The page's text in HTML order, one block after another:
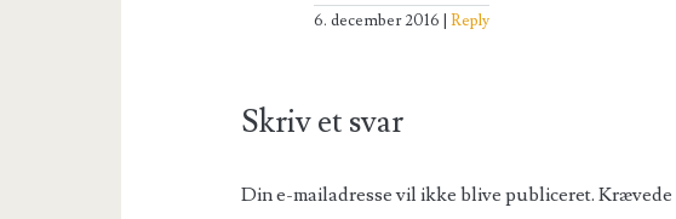
6. december 2016 Reply
Skriv et svar
Din e-mailadresse vil ikke blive publiceret. Krævede